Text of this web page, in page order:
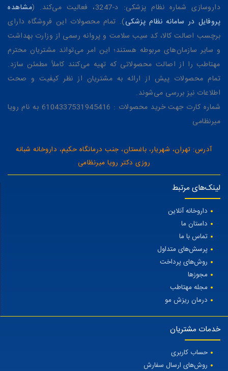
داروسازی شماره نظام پزشکی: د-3247، فعالیت می‌کند. (
مشاهده
پروفایل در سامانه نظام پزشکی). تمام محصولات این فروشگاه دارای
برچسب اصالت کالا، کد سیب سلامت و پروانه رسمی از وزارت بهداشت
و سایر سازمان‌های مربوطه هستند؛ این امر می‌تواند مشتریان محترم
مهتاطب را از اصالت محصولاتی که تهیه می‌کنند کاملاً مطمئن سازد.
تمام محصولات پیش از ارائه به مشتریان از نظر کیفیت و صحت
اطلاعات نیز بررسی می‌شوند.
شماره کارت جهت خرید محصولات : 6104337531945416 به نام رویا
میرنظامی
آدرس: تهران، شهریار، باغستان، جنب درمانگاه حکیم، داروخانه شبانه
روزی دکتر رویا میرنظامی
لینک‌های مرتبط
داروخانه آنلاین
داستان ما
تماس با ما
پرسش‌های متداول
روش‌های پرداخت
مجوزها
مجله مهتاطب
درمان ریزش مو
خدمات مشتریان
حساب کاربری
روش‌های ارسال سفارش